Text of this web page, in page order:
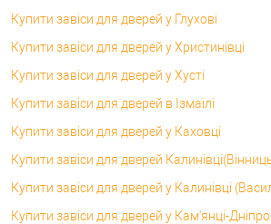
Купити завіси для дверей у Глухові
Купити завіси для дверей у Христинівці
Купити завіси для дверей у Хусті
Купити завіси для дверей в Ізмаїлі
Купити завіси для дверей у Каховці
Купити завіси для дверей
Купити завіси для дверей у Калинівці
Купити завіси для дверей у Кам'янці-